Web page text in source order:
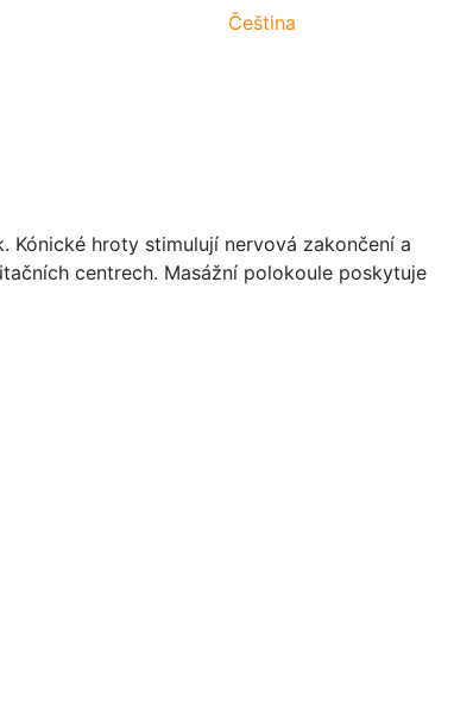
Čeština
hroty stimulují nervová zakončení a
centrech. Masážní polokoule poskytuje